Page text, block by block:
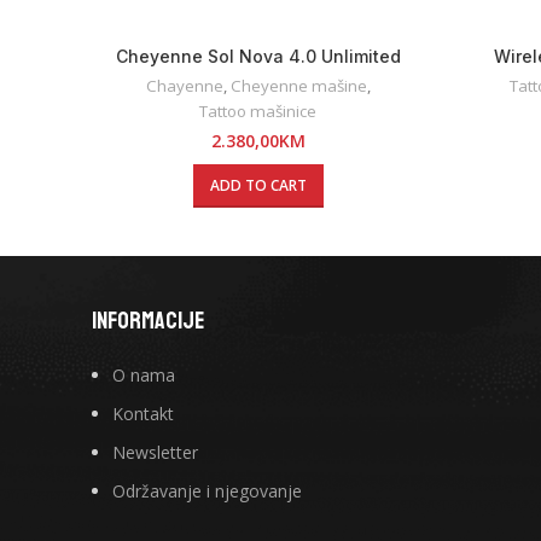
Cheyenne Sol Nova 4.0 Unlimited
Wireless
Chayenne, Cheyenne mašine,
Tattoo mašinice
2.380,00KM
ADD TO CART
INFORMACIJE
O nama
Kontakt
Newsletter
Održavanje i njegovanje